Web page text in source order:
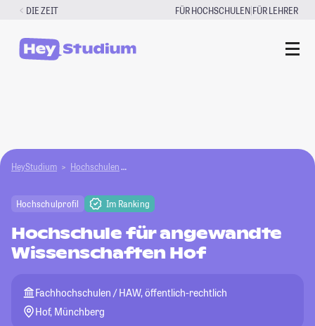
Zum
springen
DIE ZEIT FÜR HOCHSCHULEN|FÜR LEHRER
HeyStudium Hochschulen Hochschule für angewandte Wissenschaften Hof
Hochschulprofil Im Ranking
Hochschule für angewandte
Wissenschaften Hof
Fachhochschulen / HAW, öffentlich-rechtlich
Hof, Münchberg